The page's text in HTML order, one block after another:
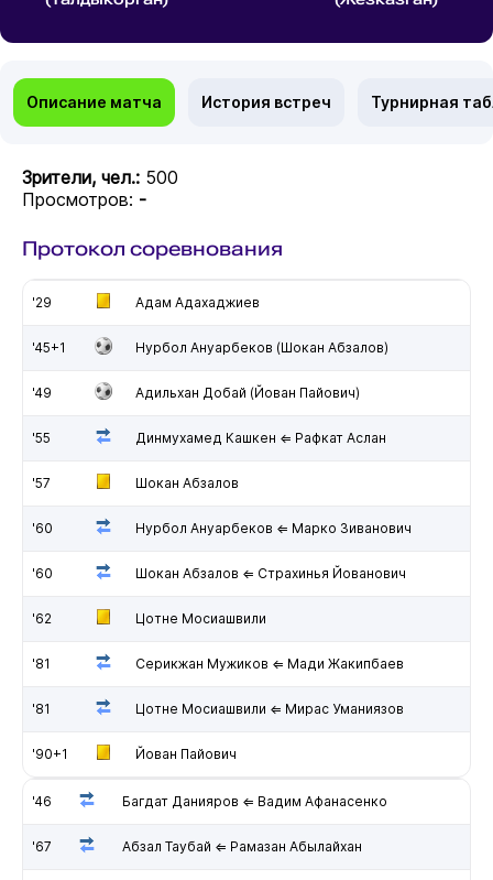
Описание матча История встреч Турнирная
Зрители, чел.: 500
Просмотров: -
Протокол соревнования
'29 Адам Адахаджиев
'45+1 Нурбол Ануарбеков (Шокан Абзалов)
'49 Адильхан Добай (Йован Пайович)
'55 Динмухамед Кашкен ⇐ Рафкат Аслан
'57 Шокан Абзалов
'60 Нурбол Ануарбеков ⇐ Марко Зиванович
'60 Шокан Абзалов ⇐ Страхинья Йованович
'62 Цотне Мосиашвили
'81 Серикжан Мужиков ⇐ Мади Жакипбаев
'81 Цотне Мосиашвили ⇐ Мирас Уманиязов
'90+1 Йован Пайович
'46 Багдат Данияров ⇐ Вадим Афанасенко
'67 Абзал Таубай ⇐ Рамазан Абылайхан